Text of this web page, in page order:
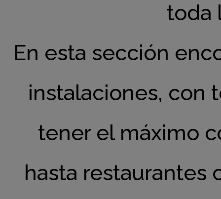
toda
En esta sección
instalaciones, con
tener el máximo
hasta restaurantes